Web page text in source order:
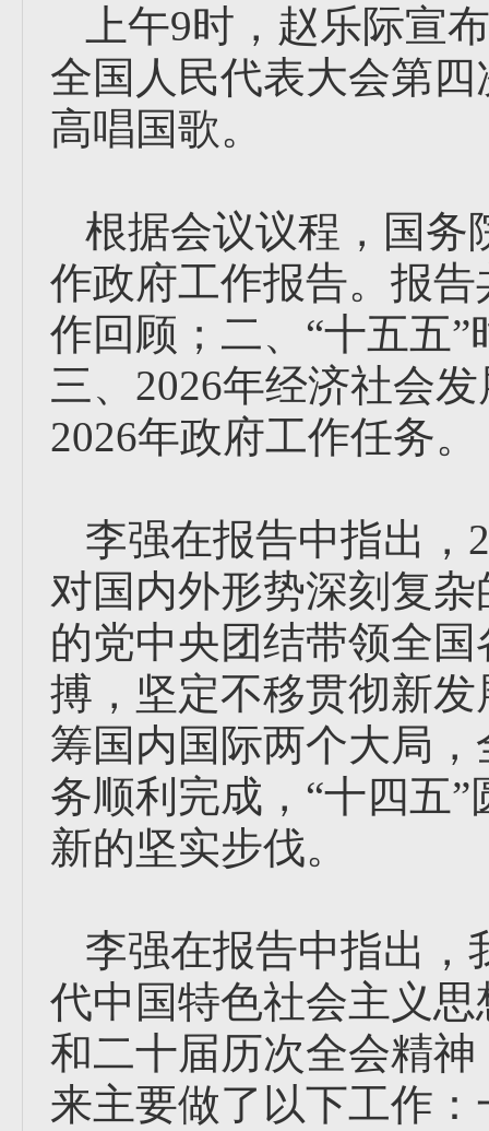
上午9时，赵乐际宣
全国人民代表大会第
高唱国歌。
根据会议议程，国务
作政府工作报告。报
作回顾；二、“十五五
三、2026年经济社会
2026年政府工作任务。
李强在报告中指出，
对国内外形势深刻复
的党中央团结带领全
搏，坚定不移贯彻新
筹国内国际两个大局
务顺利完成，“十四五
新的坚实步伐。
李强在报告中指出，
代中国特色社会主义
和二十届历次全会精
来主要做了以下工作